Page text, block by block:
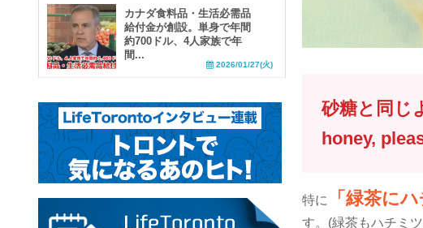
砂糖と同じ
honey,
特に 「緑茶に
す。(緑茶もハチミ
カナダ食料品・生活必需品
給付金が創設。単身で年間
約700ドル、4人家族で年
間...
2026/01/27(火)